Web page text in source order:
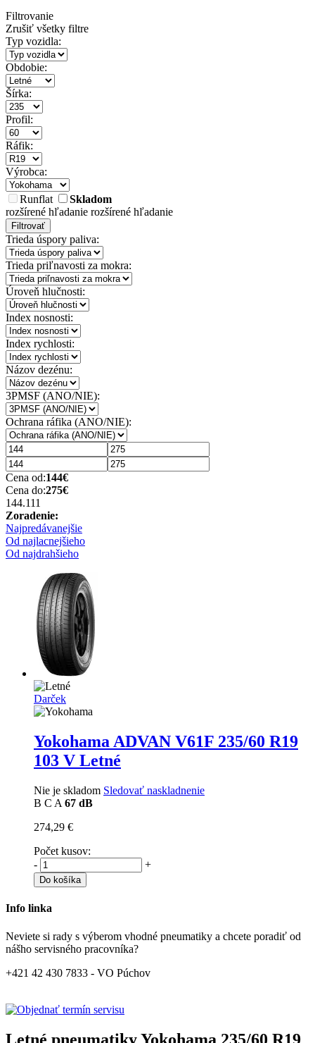
Filtrovanie
Zrušiť všetky filtre
Typ vozidla:
Obdobie:
Šírka:
Profil:
Ráfik:
Výrobca:
Runflat
Skladom
rozšírené hľadanie rozšírené hľadanie
Filtrovať
Trieda úspory paliva:
Trieda priľnavosti za mokra:
Úroveň hlučnosti:
Index nosnosti:
Index rychlosti:
Názov dezénu:
3PMSF (ANO/NIE):
Ochrana ráfika (ANO/NIE):
Cena od:144€
Cena do:275€
144.111
Zoradenie:
Najpredávanejšie
Od najlacnejšieho
Od najdrahšieho
Darček
Yokohama ADVAN V61F 235/60 R19
103 V Letné
Nie je skladom Sledovať naskladnenie
B C A 67 dB
274,29 €
Počet kusov:
-
+
Do košíka
Info linka
Neviete si rady s výberom vhodné pneumatiky a chcete poradiť od
nášho servisného pracovníka?
+421 42 430 7833 - VO Púchov
Letné pneumatiky Yokohama 235/60 R19